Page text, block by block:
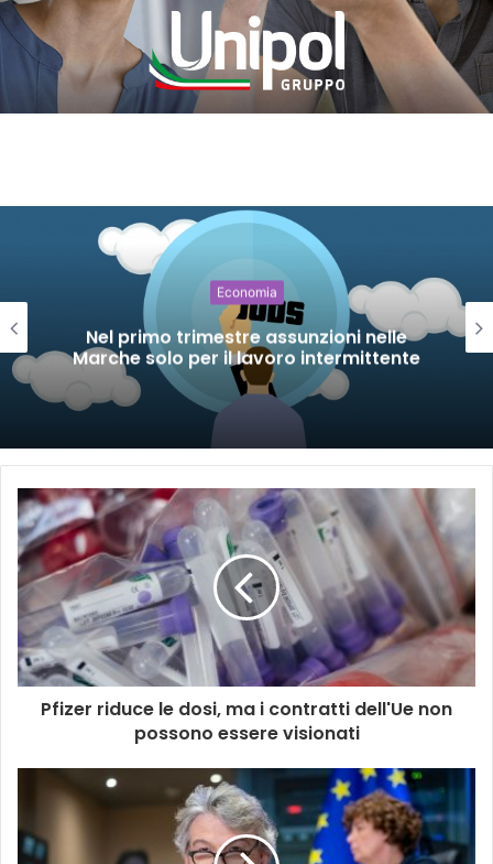
Economia
Nel primo trimestre assunzioni nelle
Marche solo per il lavoro intermittente
Pfizer riduce le dosi, ma i contratti dell'Ue non
possono essere visionati